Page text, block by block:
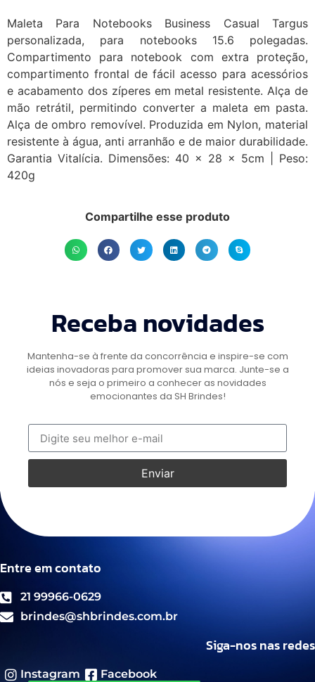
Maleta Para Notebooks Business Casual Targus
personalizada, para notebooks 15.6 polegadas.
Compartimento para notebook com extra proteção,
compartimento frontal de fácil acesso para acessórios
e acabamento dos zíperes em metal resistente. Alça de
mão retrátil, permitindo converter a maleta em pasta.
Alça de ombro removível. Produzida em Nylon, material
resistente à água, anti arranhão e de maior durabilidade.
Garantia Vitalícia. Dimensões: 40 x 28 x 5cm | Peso:
420g
Compartilhe esse produto
Receba novidades
Mantenha-se à frente da concorrência e inspire-se com
ideias inovadoras para promover sua marca. Junte-se a
nós e seja o primeiro a conhecer as novidades
emocionantes da SH Brindes!
Enviar
Entre em contato
21 99966-0629
brindes@shbrindes.com.br
Siga-nos nas redes
Instagram Facebook